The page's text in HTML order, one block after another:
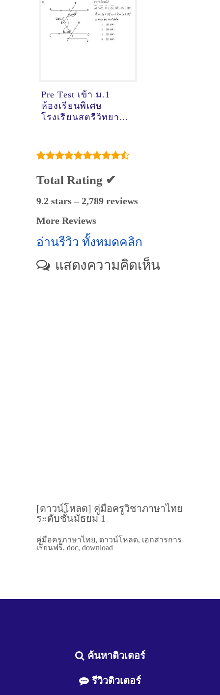
Pre Test เข้า ม.1
ห้องเรียนพิเศษ
โรงเรียนสตรีวิทยา ปี
Total Rating ✔
9.2 stars – 2,789 reviews
More Reviews
อ่านรีวิว ทั้งหมดคลิก
แสดงความคิดเห็น
[ดาวน์โหลด] คู่มือครูวิชาภาษาไทย
ระดับชั้นมัธยม 1
คู่มือครูภาษาไทย, ดาวน์โหลด, เอกสารการ
เรียนฟรี, doc, download
ค้นหาติวเตอร์
รีวิวติวเตอร์